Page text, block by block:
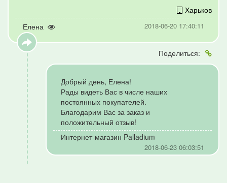
Харьков
Елена
2018-06-20 17:40:11
Поделиться:
Добрый день, Елена!
Рады видеть Вас в числе наших
постоянных покупателей.
Благодарим Вас за заказ и
положительный отзыв!
Интернет-магазин Palladium
2018-06-23 06:03:51